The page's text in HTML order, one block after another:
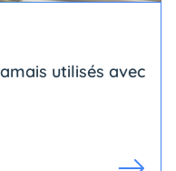
utilisés avec